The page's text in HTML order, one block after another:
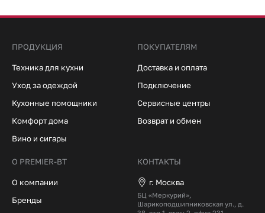
ПРОДУКЦИЯ
Техника для кухни
Уход за одеждой
Кухонные помощники
Комфорт дома
Вино и сигары
ПОКУПАТЕЛЯМ
Доставка и оплата
Подключение
Сервисные центры
Возврат и обмен
О PREMIER-BT
О компании
Бренды
КОНТАКТЫ
г. Москва
БЦ «Меркурий»,
Шарикоподшипниковская ул., д.